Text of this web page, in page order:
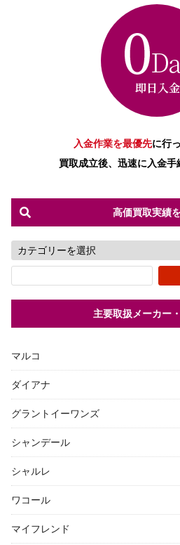
入金作業を最優先に行
買取成立後、迅速に入金手
高価買取実績
主要取扱メーカー
マルコ
ダイアナ
グラントイーワンズ
シャンデール
シャルレ
ワコール
マイフレンド